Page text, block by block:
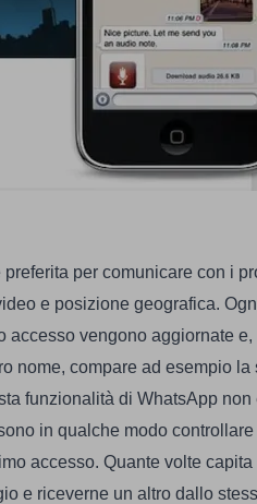
per comunicare con i
e posizione geografica.
accesso vengono aggiornate
nome, compare ad esempio la
funzionalità di WhatsApp non
in qualche modo
accesso. Quante volte
e riceverne un altro dallo